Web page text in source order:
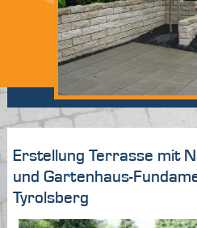
Erstellung Terrasse mit
und Gartenhaus-
Tyrolsberg